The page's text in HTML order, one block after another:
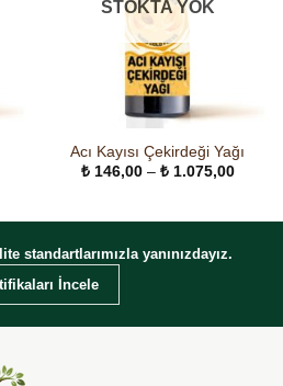
STOKTA YOK
Acı Kayısı Çekirdeği Yağı
₺146,00 – ₺1.075,00Fiyat
standartlarımızla yanınızdayız.
İncele